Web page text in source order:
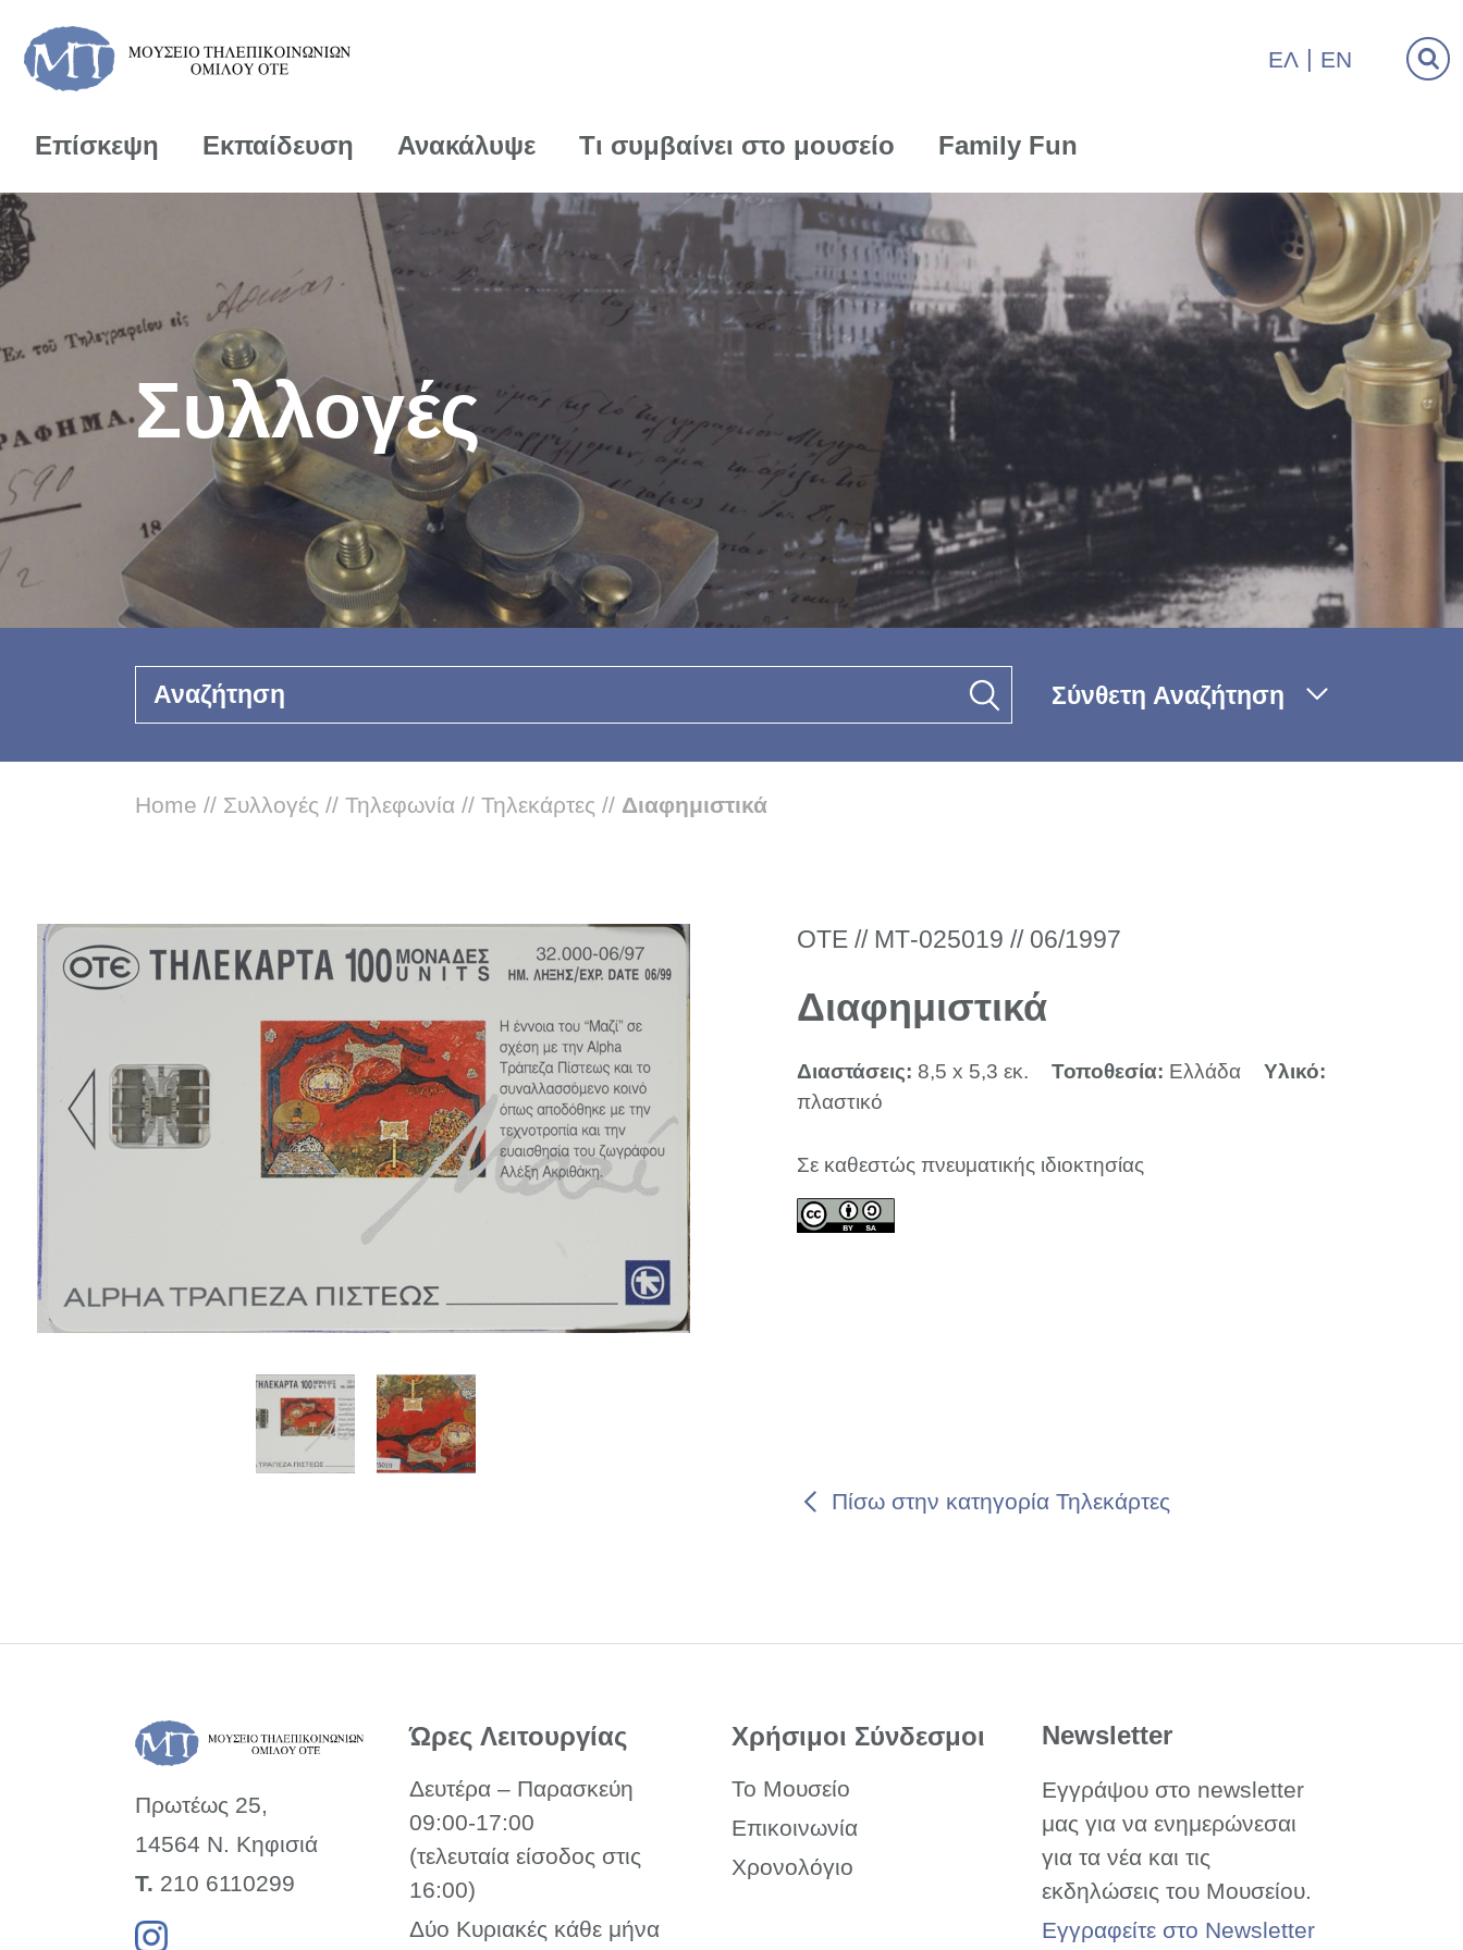
ΕΛ EN
Επίσκεψη Εκπαίδευση Ανακάλυψε Τι συμβαίνει στο μουσείο Family Fun
Συλλογές
Αναζήτηση Σύνθετη Αναζήτηση
Home // Συλλογές // Τηλεφωνία // Τηλεκάρτες // Διαφημιστικά
Πίσω στην κατηγορία Τηλεκάρτες
ΟΤΕ // ΜΤ-025019 // 06/1997
Διαφημιστικά
Διαστάσεις: 8,5 x 5,3 εκ. Τοποθεσία: Ελλάδα
Υλικό:
πλαστικό
Σε καθεστώς πνευματικής ιδιοκτησίας
Πρωτέως 25,
14564 Ν. Κηφισιά
Τ. 210 6110299
Ώρες Λειτουργίας
Δευτέρα – Παρασκεύη
09:00-17:00
(τελευταία είσοδος στις
16:00)
Δύο Κυριακές κάθε μήνα
Χρήσιμοι Σύνδεσμοι
Το Μουσείο
Επικοινωνία
Χρονολόγιο
Newsletter
Εγγράψου στο newsletter
μας για να ενημερώνεσαι
για τα νέα και τις
εκδηλώσεις του Μουσείου.
Εγγραφείτε στο Newsletter